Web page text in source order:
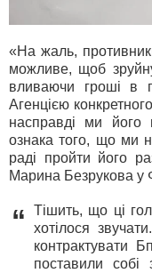
«На жаль,
можливе, щоб
вливаючи гроші в
Агенцією
насправді ми його
ознака того, що ми
раді пройти його
Марина Безрукова у
“
Тішить, що ці
хотілося
контрактувати
поставили собі